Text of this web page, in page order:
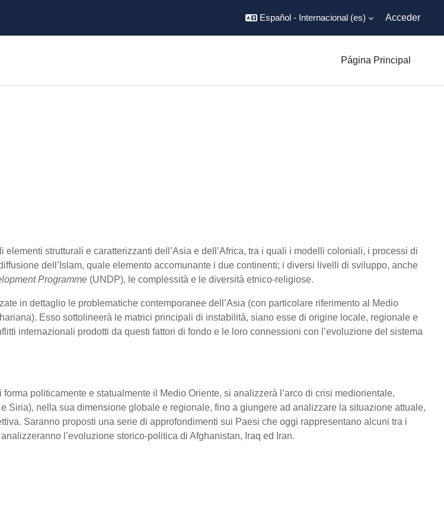
Español - Internacional ‎(es)‎ Acceder
Página Principal
strutturali e caratterizzanti dell’Asia e dell’Africa, tra i quali i modelli coloniali, i processi di
dell’Islam, quale elemento accomunante i due continenti; i diversi livelli di sviluppo, anche
Programme (UNDP), le complessità e le diversità etnico-religiose.
in dettaglio le problematiche contemporanee dell’Asia (con particolare riferimento al Medio
Esso sottolineerà le matrici principali di instabilità, siano esse di origine locale, regionale e
internazionali prodotti da questi fattori di fondo e le loro connessioni con l’evoluzione del sistema
forma politicamente e statualmente il Medio Oriente, si analizzerà l’arco di crisi mediorientale,
Siria), nella sua dimensione globale e regionale, fino a giungere ad analizzare la situazione attuale,
Saranno proposti una serie di approfondimenti sui Paesi che oggi rappresentano alcuni tra i
l’evoluzione storico-politica di Afghanistan, Iraq ed Iran.